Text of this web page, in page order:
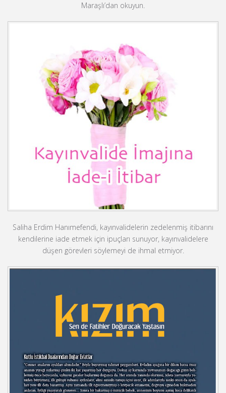
Maraşlı’dan okuyun.
Saliha Erdim Hanımefendi, kayınvalidelerin zedelenmiş itibarını
kendilerine iade etmek için ipuçları sunuyor, kayınvalidelere
düşen görevleri söylemeyi de ihmal etmiyor.